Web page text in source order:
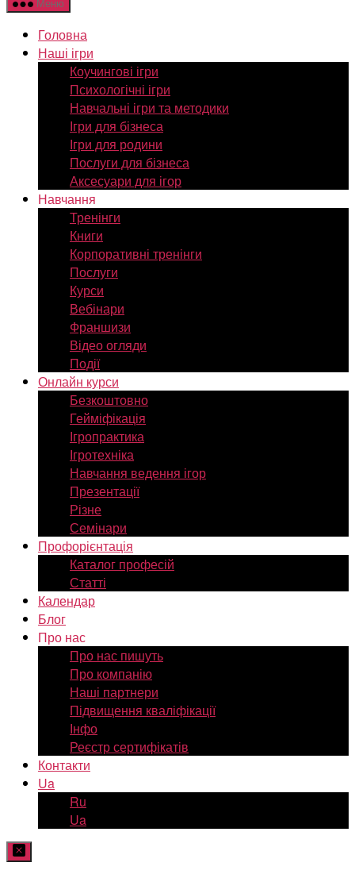
Меню
Головна
Наші ігри
Коучингові ігри
Психологічні ігри
Навчальні ігри та методики
Ігри для бізнеса
Ігри для родини
Послуги для бізнеса
Аксесуари для ігор
Навчання
Тренінги
Книги
Корпоративні тренінги
Послуги
Курси
Вебінари
Франшизи
Відео огляди
Події
Онлайн курси
Безкоштовно
Гейміфікація
Ігропрактика
Ігротехніка
Навчання ведення ігор
Презентації
Різне
Семінари
Профорієнтація
Каталог професій
Статті
Календар
Блог
Про нас
Про нас пишуть
Про компанію
Наші партнери
Підвищення кваліфікації
Інфо
Реєстр сертифікатів
Контакти
Ua
Ru
Ua